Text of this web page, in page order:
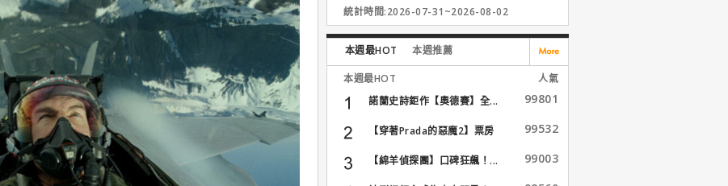
統計時間:2026-07-31~2026-08-02
本週最HOT 本週推薦
本週最HOT
人氣
諾蘭史詩鉅作【奧德賽】全...
99801
【穿著Prada的惡魔2】票房
99532
【綿羊偵探團】口碑狂飆！... 99003